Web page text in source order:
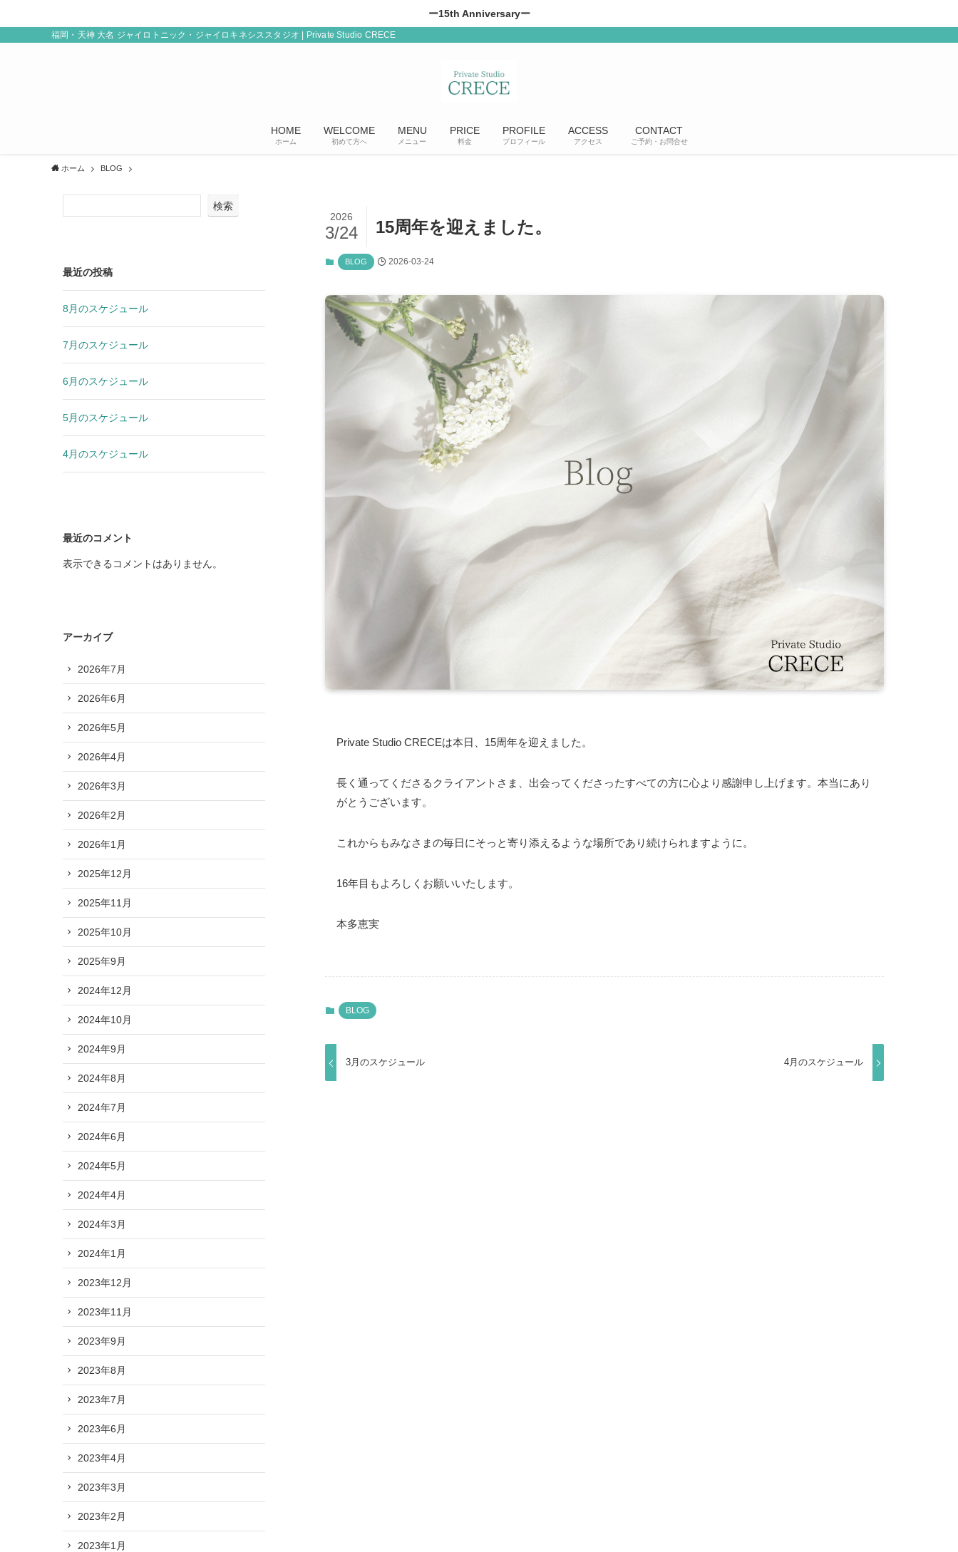
ー15th Anniversaryー
福岡・天神 大名 ジャイロトニック・ジャイロキネシススタジオ | Private Studio CRECE
HOME
ホーム
WELCOME
初めて方へ
MENU
メニュー
PRICE
料金
PROFILE
プロフィール
ACCESS
アクセス
CONTACT
ご予約・お問合せ
ホーム BLOG
15周年を迎えました。
2026
3/24
BLOG 2026-03-24
Private Studio CRECEは本日、15周年を迎えました。
長く通ってくださるクライアントさま、出会ってくださったすべての方に心より感謝申し上げます。本当にあり
がとうございます。
これからもみなさまの毎日にそっと寄り添えるような場所であり続けられますように。
16年目もよろしくお願いいたします。
本多恵実
BLOG
3月のスケジュール 4月のスケジュール
検索
最近の投稿
8月のスケジュール
7月のスケジュール
6月のスケジュール
5月のスケジュール
4月のスケジュール
最近のコメント
表示できるコメントはありません。
アーカイブ
2026年7月
2026年6月
2026年5月
2026年4月
2026年3月
2026年2月
2026年1月
2025年12月
2025年11月
2025年10月
2025年9月
2024年12月
2024年10月
2024年9月
2024年8月
2024年7月
2024年6月
2024年5月
2024年4月
2024年3月
2024年1月
2023年12月
2023年11月
2023年9月
2023年8月
2023年7月
2023年6月
2023年4月
2023年3月
2023年2月
2023年1月